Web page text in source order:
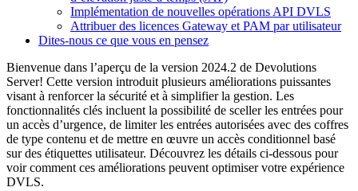
Implémentation de nouvelles opérations API DVLS
Attribuer des licences Gateway et PAM par utilisateur
Dites-nous ce que vous en pensez
Bienvenue dans l’aperçu de la version 2024.2 de Devolutions
Server! Cette version introduit plusieurs améliorations puissantes
visant à renforcer la sécurité et à simplifier la gestion. Les
fonctionnalités clés incluent la possibilité de sceller les entrées pour
un accès d’urgence, de limiter les entrées autorisées avec des coffres
de type contenu et de mettre en œuvre un accès conditionnel basé
sur des étiquettes utilisateur. Découvrez les détails ci-dessous pour
voir comment ces améliorations peuvent optimiser votre expérience
DVLS.